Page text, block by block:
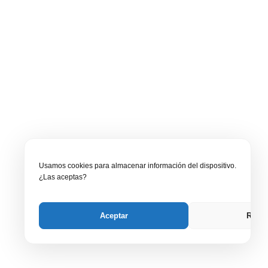
Usamos cookies para almacenar información del dispositivo.
¿Las aceptas?
Aceptar